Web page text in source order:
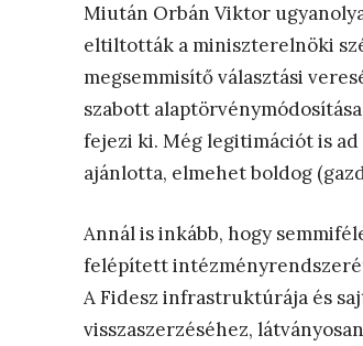
Miután Orbán Viktor
eltiltották a miniszterelnöki
megsemmisítő választási
szabott
fejezi ki. Még legitimációt is
ajánlotta, elmehet boldog
Annál is inkább, hogy
felépített
A Fidesz infrastruktúrája és
visszaszerzéséhez,